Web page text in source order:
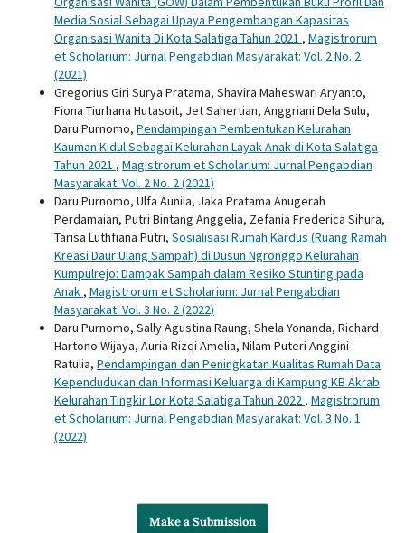
Media Sosial Sebagai Upaya Pengembangan Kapasitas
Organisasi Wanita Di Kota Salatiga Tahun 2021 , Magistrorum
et Scholarium: Jurnal Pengabdian Masyarakat: Vol. 2 No. 2
(2021)
Gregorius Giri Surya Pratama, Shavira Maheswari Aryanto,
Fiona Tiurhana Hutasoit, Jet Sahertian, Anggriani Dela Sulu,
Daru Purnomo, Pendampingan Pembentukan Kelurahan
Kauman Kidul Sebagai Kelurahan Layak Anak di Kota Salatiga
Tahun 2021 , Magistrorum et Scholarium: Jurnal Pengabdian
Masyarakat: Vol. 2 No. 2 (2021)
Daru Purnomo, Ulfa Aunila, Jaka Pratama Anugerah
Perdamaian, Putri Bintang Anggelia, Zefania Frederica Sihura,
Tarisa Luthfiana Putri, Sosialisasi Rumah Kardus (Ruang Ramah
Kreasi Daur Ulang Sampah) di Dusun Ngronggo Kelurahan
Kumpulrejo: Dampak Sampah dalam Resiko Stunting pada
Anak , Magistrorum et Scholarium: Jurnal Pengabdian
Masyarakat: Vol. 3 No. 2 (2022)
Daru Purnomo, Sally Agustina Raung, Shela Yonanda, Richard
Hartono Wijaya, Auria Rizqi Amelia, Nilam Puteri Anggini
Ratulia, Pendampingan dan Peningkatan Kualitas Rumah Data
Kependudukan dan Informasi Keluarga di Kampung KB Akrab
Kelurahan Tingkir Lor Kota Salatiga Tahun 2022 , Magistrorum
et Scholarium: Jurnal Pengabdian Masyarakat: Vol. 3 No. 1
(2022)
Make a Submission